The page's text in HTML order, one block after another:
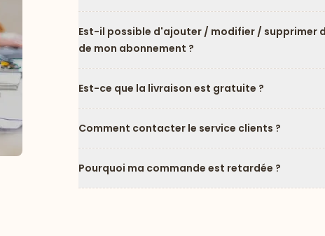
Est-il possible d'ajouter / modifier / supprimer
de mon abonnement ?
Est-ce que la livraison est gratuite ?
Comment contacter le service clients ?
Pourquoi ma commande est retardée ?